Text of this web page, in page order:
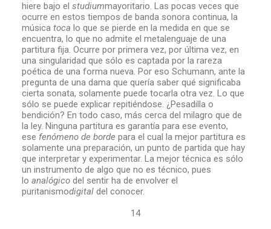
hiere bajo el studiummayoritario. Las pocas veces que
ocurre en estos tiempos de banda sonora continua, la
música toca lo que se pierde en la medida en que se
encuentra, lo que no admite el metalenguaje de una
partitura fija. Ocurre por primera vez, por última vez, en
una singularidad que sólo es captada por la rareza
poética de una forma nueva. Por eso Schumann, ante la
pregunta de una dama que quería saber qué significaba
cierta sonata, solamente puede tocarla otra vez. Lo que
sólo se puede explicar repitiéndose. ¿Pesadilla o
bendición? En todo caso, más cerca del milagro que de
la ley. Ninguna partitura es garantía para ese evento,
ese fenómeno de borde para el cual la mejor partitura es
solamente una preparación, un punto de partida que hay
que interpretar y experimentar. La mejor técnica es sólo
un instrumento de algo que no es técnico, pues
lo analógico del sentir ha de envolver el
puritanismodigital del conocer.
14